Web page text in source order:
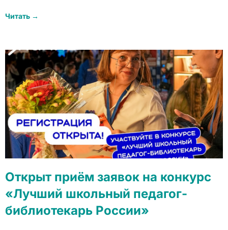
Читать →
Открыт приём заявок на конкурс
«Лучший школьный педагог-
библиотекарь России»